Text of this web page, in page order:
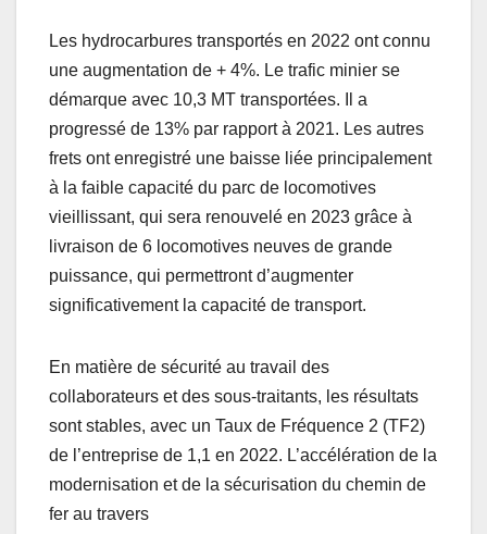
Les hydrocarbures transportés en 2022 ont connu
une augmentation de + 4%. Le trafic minier se
démarque avec 10,3 MT transportées. Il a
progressé de 13% par rapport à 2021. Les autres
frets ont enregistré une baisse liée principalement
à la faible capacité du parc de locomotives
vieillissant, qui sera renouvelé en 2023 grâce à
livraison de 6 locomotives neuves de grande
puissance, qui permettront d’augmenter
significativement la capacité de transport.
En matière de sécurité au travail des
collaborateurs et des sous-traitants, les résultats
sont stables, avec un Taux de Fréquence 2 (TF2)
de l’entreprise de 1,1 en 2022. L’accélération de la
modernisation et de la sécurisation du chemin de
fer au travers